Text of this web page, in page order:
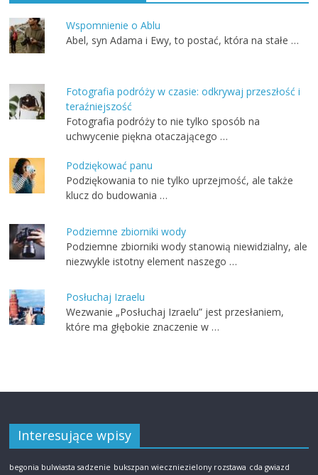
Wspomnienie o Ablu
Abel, syn Adama i Ewy, to postać, która na stałe …
Fotografia podróży w czasie: odkrywaj przeszłość i
teraźniejszość
Fotografia podróży to nie tylko sposób na
uchwycenie piękna otaczającego …
Podziękować panu
Podziękowania to nie tylko uprzejmość, ale także
klucz do budowania …
Podziemne zbiorniki wody
Podziemne zbiorniki wody stanowią niewidzialny, ale
niezwykle istotny element naszego …
Posłuchaj Izraelu
Wezwanie „Posłuchaj Izraelu” jest przesłaniem,
które ma głębokie znaczenie w …
Interesujące wpisy
begonia bulwiasta sadzenie bukszpan wieczniezielony rozstawa cda gwiazd